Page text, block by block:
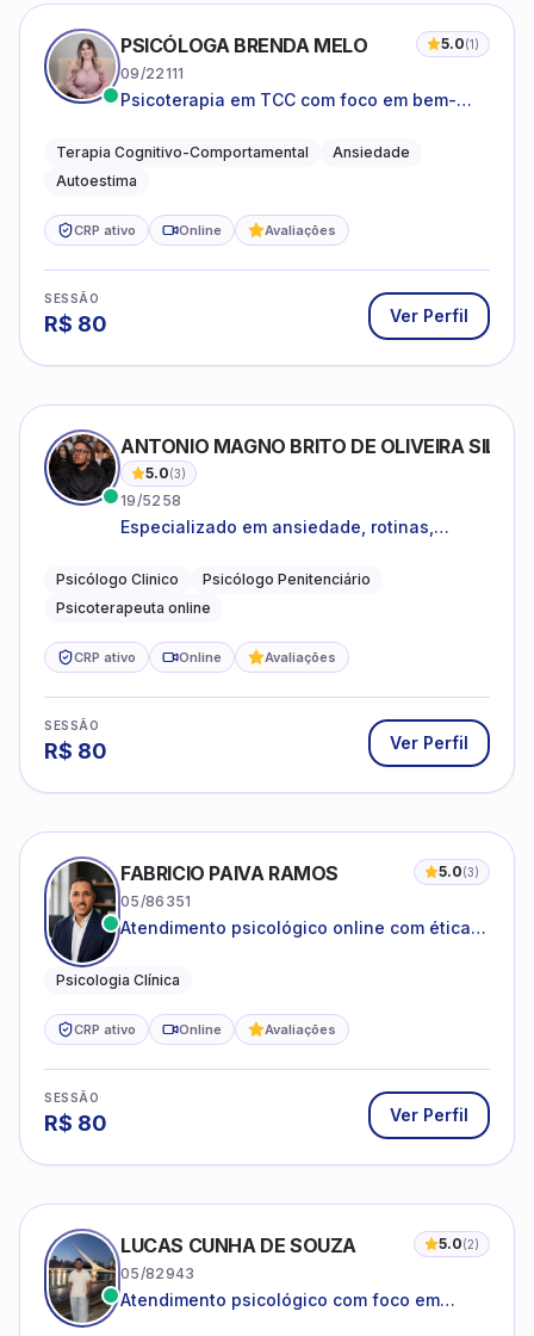
PSICÓLOGA BRENDA MELO 5.0(1)
09/22111
Psicoterapia em TCC com foco em bem-
o cotidiano
Terapia Cognitivo-Comportamental
Ansiedade
Autoestima
CRP ativo Online Avaliações
SESSÃO
R$ 80 Ver Perfil
ANTONIO MAGNO BRITO DE OLIVEIRA SILVA
5.0(3)
19/5258
Especializado em ansiedade, rotinas,
familiares e questões comportamentais.
Psicólogo Clinico
Psicólogo Penitenciário
Psicoterapeuta online
CRP ativo Online Avaliações
SESSÃO
R$ 80 Ver Perfil
FABRICIO PAIVA RAMOS 5.0(3)
05/86351
Atendimento psicológico online com ética,
Psicologia Clínica
CRP ativo Online Avaliações
SESSÃO
R$ 80 Ver Perfil
LUCAS CUNHA DE SOUZA 5.0(2)
05/82943
Atendimento psicológico com foco em